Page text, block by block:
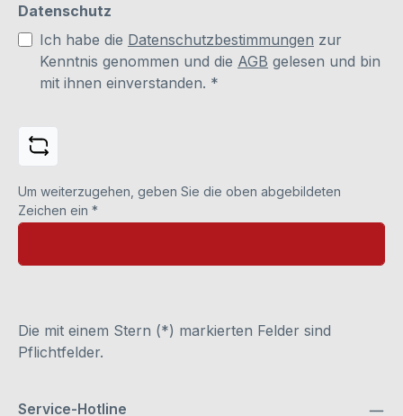
Datenschutz
Ich habe die Datenschutzbestimmungen zur
Kenntnis genommen und die AGB gelesen und bin
mit ihnen einverstanden. *
Um weiterzugehen, geben Sie die oben abgebildeten
Zeichen ein *
Die mit einem Stern (*) markierten Felder sind
Pflichtfelder.
Service-Hotline